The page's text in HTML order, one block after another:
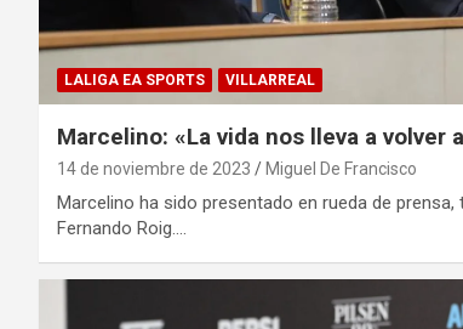
LALIGA EA SPORTS VILLARREAL
Marcelino: «La vida nos lleva a volver
14 de noviembre de 2023 Miguel De Francisco
Marcelino ha sido presentado en rueda de
Fernando Roig.…